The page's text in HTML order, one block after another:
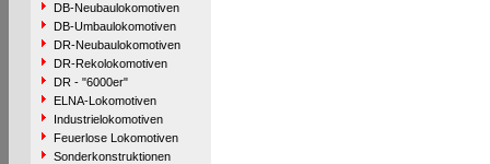
DB-Neubaulokomotiven
DB-Umbaulokomotiven
DR-Neubaulokomotiven
DR-Rekolokomotiven
DR - "6000er"
ELNA-Lokomotiven
Industrielokomotiven
Feuerlose Lokomotiven
Sonderkonstruktionen